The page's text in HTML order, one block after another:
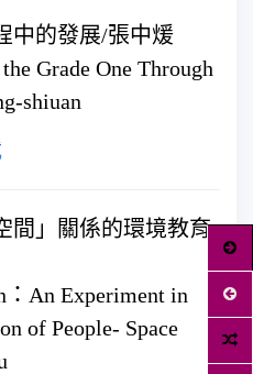
中的發展/張中煖
Grade One Through
shiuan
間」關係的環境教育
An Experiment in
of People- Space